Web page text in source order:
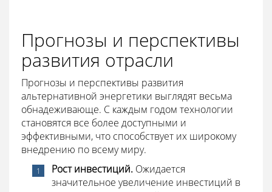
Прогнозы и перспективы
развития отрасли
Прогнозы и перспективы развития
альтернативной энергетики выглядят весьма
обнадеживающе. С каждым годом технологии
становятся все более доступными и
эффективными, что способствует их широкому
внедрению по всему миру.
Рост инвестиций. Ожидается
значительное увеличение инвестиций в